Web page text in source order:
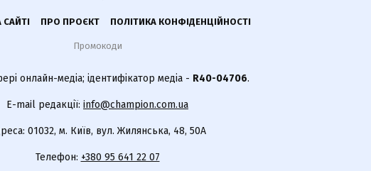
ПРО ПРОЄКТ ПОЛІТИКА КОНФІДЕНЦІЙНОСТІ
Промокоди
онлайн-медіа; ідентифікатор медіа - R40-04706.
E-mail редакції: info@champion.com.ua
01032, м. Київ, вул. Жилянська, 48, 50А
Телефон: +380 95 641 22 07